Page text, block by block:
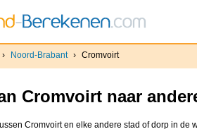
› Noord-Brabant › Cromvoirt
Cromvoirt naar
Cromvoirt en elke andere stad of dorp in